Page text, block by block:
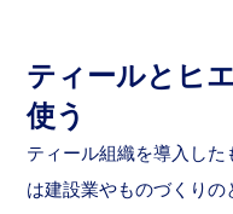
ティールとヒ
使う
ティール組織を導入し
は建設業やものづくり